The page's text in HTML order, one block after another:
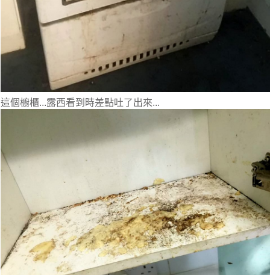
這個櫥櫃...露西看到時差點吐了出來...